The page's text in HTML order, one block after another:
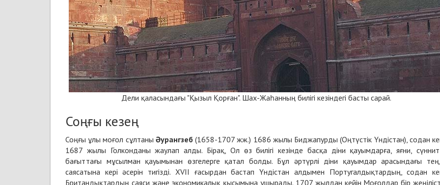
Дели қаласындағы "Қызыл Қорған". Шах-Жаһанның билігі кезіндегі басты сарай.
Соңғы кезең
Соңғы ұлы моғол сұлтаны Әурангзеб (1658-1707 жж.) 1686 жылы Биджапурды (Оңтүстік Үндістан), содан
1687 жылы Голконданы жаулап алды. Бірақ, Ол өз билігі кезінде басқа діни қауымдарға, яғни,
бағыттағы мұсылман қауымынан өзгелерге қатал болды. Бұл әртүрлі діни қауымдар арасындағы
саясатына кері әсерін тигізді. XVII ғасырдан бастап Үндістан алдымен Португалдықтардың, содан
Британдықтардың саяси және экономикалық қысымына ұшырады. 1707 жылдан кейін Моғолдар бір